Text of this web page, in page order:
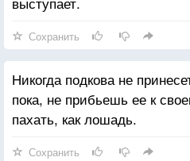
Сохранить
Никогда подкова не
пока, не прибьешь ее к
пахать, как лошадь.
Сохранить